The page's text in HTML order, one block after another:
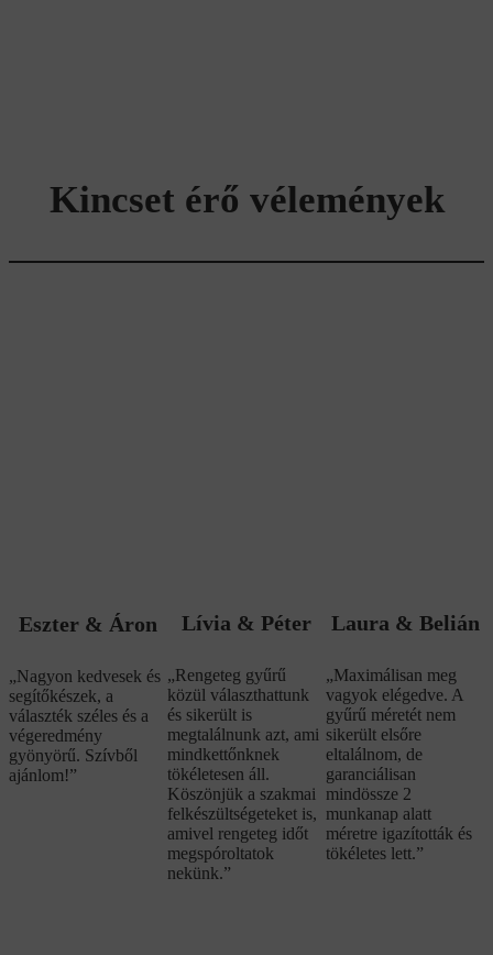
Kincset érő vélemények
Eszter & Áron
„Nagyon kedvesek és
segítőkészek, a
választék széles és a
végeredmény
gyönyörű. Szívből
ajánlom!”
Lívia & Péter
„Rengeteg gyűrű
közül választhattunk
és sikerült is
megtalálnunk azt, ami
mindkettőnknek
tökéletesen áll.
Köszönjük a szakmai
felkészültségeteket is,
amivel rengeteg időt
megspóroltatok
nekünk.”
Laura & Belián
„Maximálisan meg
vagyok elégedve. A
gyűrű méretét nem
sikerült elsőre
eltalálnom, de
garanciálisan
mindössze 2
munkanap alatt
méretre igazították és
tökéletes lett.”